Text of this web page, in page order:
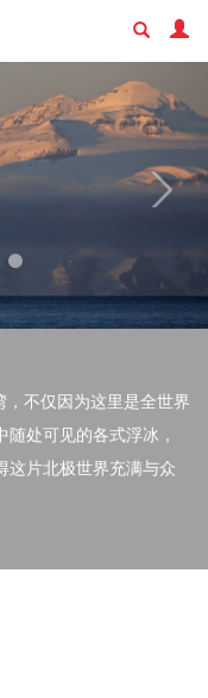
不仅因为这里是全世界
处可见的各式浮冰，
这片北极世界充满与众